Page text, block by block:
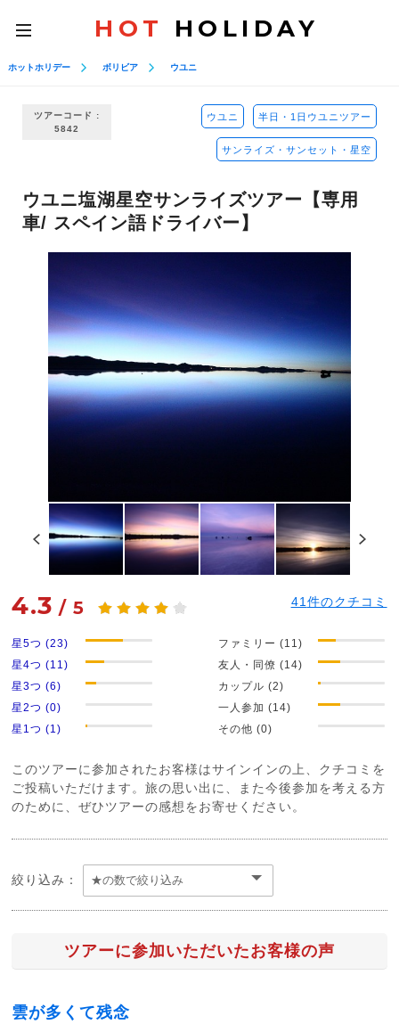
toggle
navigation
HOT HOLIDAY
ホットホリデー ボリビア ウユニ
ツアーコード :
5842
ウユニ 半日・1日ウユニツアー
サンライズ・サンセット・星空
ウユニ塩湖星空サンライズツアー【専用
車/ スペイン語ドライバー】
4.3 /5 41件のクチコミ
星5つ (23)
星4つ (11)
星3つ (6)
星2つ (0)
星1つ (1)
ファミリー (11)
友人・同僚 (14)
カップル (2)
一人参加 (14)
その他 (0)
このツアーに参加されたお客様はサインインの上、クチコミを
ご投稿いただけます。旅の思い出に、また今後参加を考える方
のために、ぜひツアーの感想をお寄せください。
絞り込み：
ツアーに参加いただいたお客様の声
雲が多くて残念